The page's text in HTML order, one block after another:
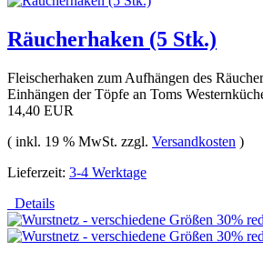
Räucherhaken (5 Stk.)
Fleischerhaken zum Aufhängen des
Einhängen der Töpfe an Toms
14,40 EUR
( inkl. 19 % MwSt. zzgl. Versandkosten )
Lieferzeit: 3-4 Werktage
Details